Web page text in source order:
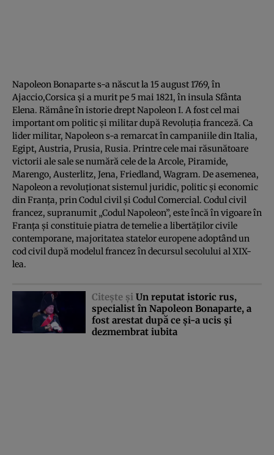
Napoleon Bonaparte s-a născut la 15 august 1769, în
Ajaccio,Corsica şi a murit pe 5 mai 1821, în insula Sfânta
Elena. Rămâne în istorie drept Napoleon I. A fost cel mai
important om politic şi militar după Revoluţia franceză. Ca
lider militar, Napoleon s-a remarcat în campaniile din Italia,
Egipt, Austria, Prusia, Rusia. Printre cele mai răsunătoare
victorii ale sale se numără cele de la Arcole, Piramide,
Marengo, Austerlitz, Jena, Friedland, Wagram. De asemenea,
Napoleon a revoluţionat sistemul juridic, politic şi economic
din Franţa, prin Codul civil şi Codul Comercial. Codul civil
francez, supranumit „Codul Napoleon”, este încă în vigoare în
Franţa şi constituie piatra de temelie a libertăţilor civile
contemporane, majoritatea statelor europene adoptând un
cod civil după modelul francez în decursul secolului al XIX-
lea.
Citeşte şi Un reputat istoric rus,
specialist în Napoleon Bonaparte, a
fost arestat după ce şi-a ucis şi
dezmembrat iubita